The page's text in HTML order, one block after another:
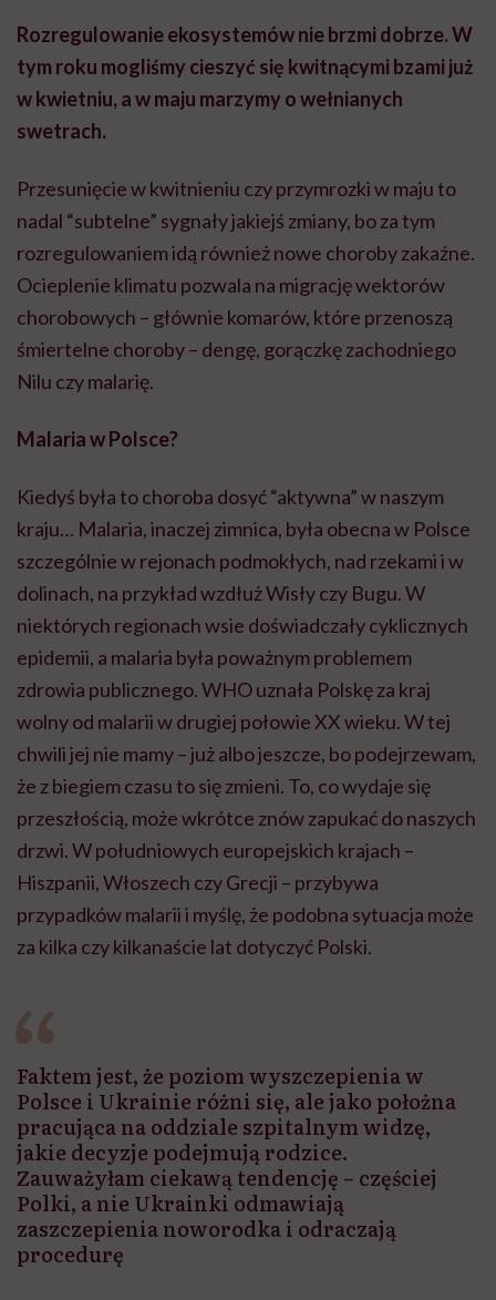
Rozregulowanie ekosystemów nie brzmi dobrze. W
tym roku mogliśmy cieszyć się kwitnącymi bzami już
w kwietniu, a w maju marzymy o wełnianych
swetrach.
Przesunięcie w kwitnieniu czy przymrozki w maju to
nadal “subtelne” sygnały jakiejś zmiany, bo za tym
rozregulowaniem idą również nowe choroby zakaźne.
Ocieplenie klimatu pozwala na migrację wektorów
chorobowych – głównie komarów, które przenoszą
śmiertelne choroby – dengę, gorączkę zachodniego
Nilu czy malarię.
Malaria w Polsce?
Kiedyś była to choroba dosyć “aktywna” w naszym
kraju… Malaria, inaczej zimnica, była obecna w Polsce
szczególnie w rejonach podmokłych, nad rzekami i w
dolinach, na przykład wzdłuż Wisły czy Bugu. W
niektórych regionach wsie doświadczały cyklicznych
epidemii, a malaria była poważnym problemem
zdrowia publicznego. WHO uznała Polskę za kraj
wolny od malarii w drugiej połowie XX wieku. W tej
chwili jej nie mamy – już albo jeszcze, bo podejrzewam,
że z biegiem czasu to się zmieni. To, co wydaje się
przeszłością, może wkrótce znów zapukać do naszych
drzwi. W południowych europejskich krajach –
Hiszpanii, Włoszech czy Grecji – przybywa
przypadków malarii i myślę, że podobna sytuacja może
za kilka czy kilkanaście lat dotyczyć Polski.
Faktem jest, że poziom wyszczepienia w
Polsce i Ukrainie różni się, ale jako położna
pracująca na oddziale szpitalnym widzę,
jakie decyzje podejmują rodzice.
Zauważyłam ciekawą tendencję – częściej
Polki, a nie Ukrainki odmawiają
zaszczepienia noworodka i odraczają
procedurę